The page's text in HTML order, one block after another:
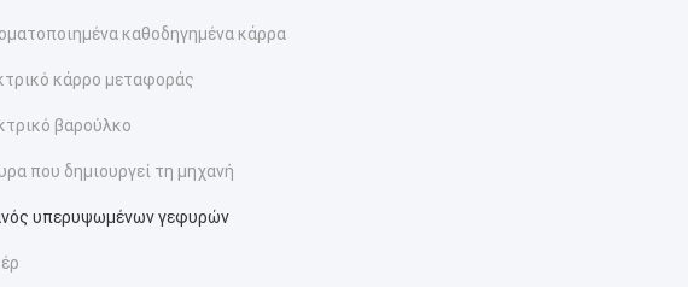
καθοδηγημένα κάρρα
κάρρο μεταφοράς
βαρούλκο
που δημιουργεί τη μηχανή
υπερυψωμένων γεφυρών